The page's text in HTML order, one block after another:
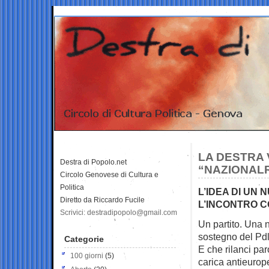
LA DESTRA
L’IDEA DI UN
L’INCONTRO
Un partito. Una
sostegno del
E che rilanci
carica
Destra di Popolo.net
Circolo Genovese di Cultura e
Politica
Diretto da Riccardo Fucile
Scrivici: destradipopolo@gmail.com
Categorie
100 giorni (5)